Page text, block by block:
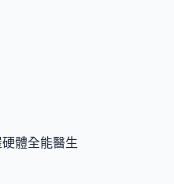
體全能醫生